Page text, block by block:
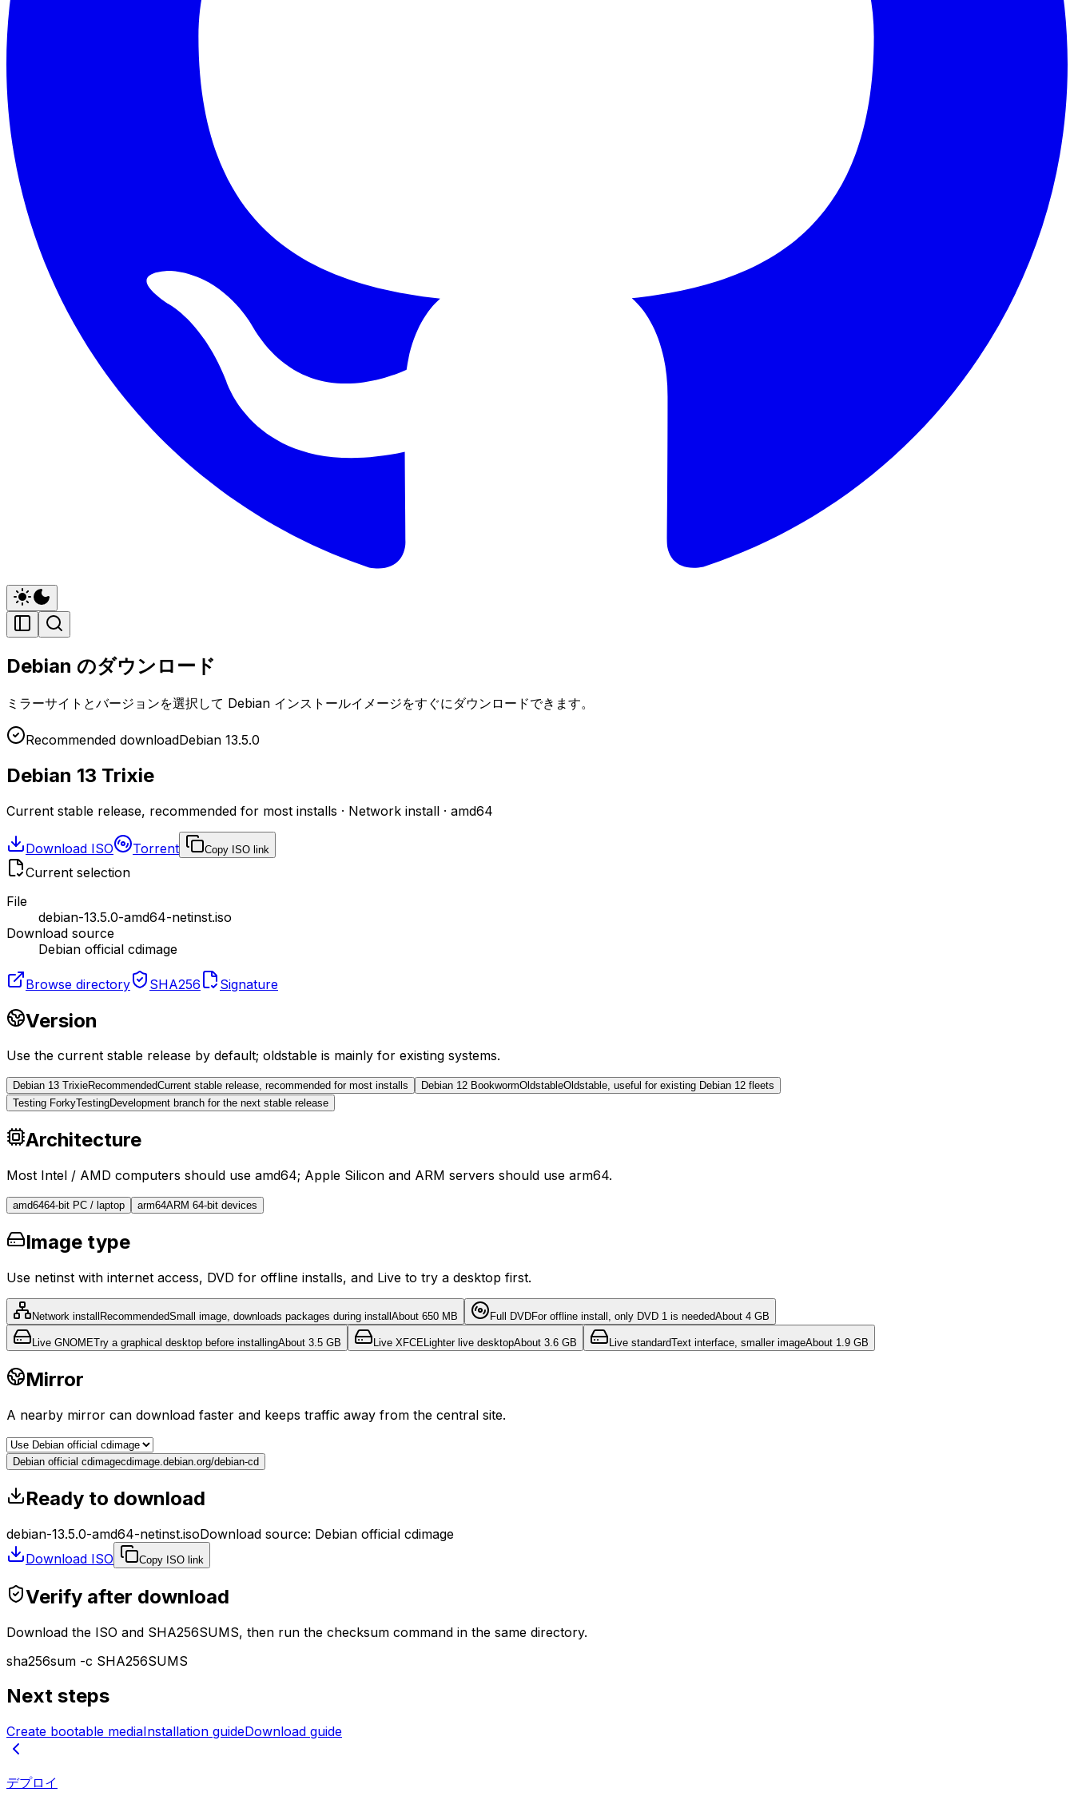
Debian のダウンロード
ミラーサイトとバージョンを選択して Debian インストールイメージをすぐにダウンロードできます。
Recommended downloadDebian 13.5.0
Debian 13 Trixie
Current stable release, recommended for most installs · Network install · amd64
Download ISO Torrent Copy ISO link
Current selection
File
debian-13.5.0-amd64-netinst.iso
Download source
Debian official cdimage
Browse directory SHA256 Signature
Version
Use the current stable release by default; oldstable is mainly for existing systems.
Debian 13 TrixieRecommendedCurrent stable release, recommended for most installs Debian 12 BookwormOldstableOldstable, useful for existing Debian 12 fleets
Testing ForkyTestingDevelopment branch for the next stable release
Architecture
Most Intel / AMD computers should use amd64; Apple Silicon and ARM servers should use arm64.
amd6464-bit PC / laptop arm64ARM 64-bit devices
Image type
Use netinst with internet access, DVD for offline installs, and Live to try a desktop first.
Network install RecommendedSmall image, downloads packages during install About 650 MB Full DVDFor offline install, only DVD 1 is neededAbout 4 GB
Live GNOMETry a graphical desktop before installingAbout 3.5 GB Live XFCELighter live desktopAbout 3.6 GB Live standardText interface, smaller imageAbout 1.9 GB
Mirror
A nearby mirror can download faster and keeps traffic away from the central site.
Debian official cdimagecdimage.debian.org/debian-cd
Ready to download
debian-13.5.0-amd64-netinst.isoDownload source: Debian official cdimage
Download ISO
Copy ISO link
Verify after download
Download the ISO and SHA256SUMS, then run the checksum command in the same directory.
sha256sum -c SHA256SUMS
Next steps
Create bootable mediaInstallation guideDownload guide
デプロイ